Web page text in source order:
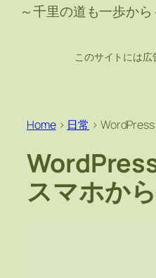
～千里の道も一歩から
このサイトには
Home> 日常 >
スマホか